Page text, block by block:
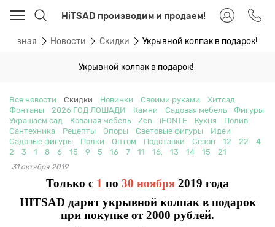
HiTSAD производим и продаем!
Главная Новости Скидки Укрывной колпак в подарок!
Укрывной колпак в подарок!
Все новости Скидки Новинки Своими руками
Хитсад
Фонтаны
2026 ГОД ЛОШАДИ Камни Садовая мебель
Фигуры
Украшаем сад
Кованая мебель Zen iFONTE Кухня
Полив
Сантехника
Рецепты Опоры Световые фигуры
Идеи
Садовые фигуры
Полки Оптом Подставки Сезон 12 22
4
2
3 1 8 6 15 9 5 16 7 11 16. 13 14 15 21
31 октября 2019
Только с 1 по 30 ноября 2019 года
HITSAD дарит укрывной колпак в подарок
при покупке от 2000 рублей.